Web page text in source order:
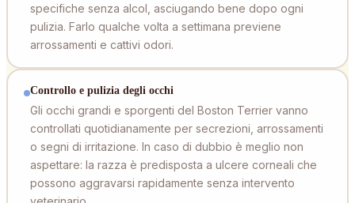
specifiche senza alcol, asciugando bene dopo ogni
pulizia. Farlo qualche volta a settimana previene
arrossamenti e cattivi odori.
Controllo e pulizia degli occhi
Gli occhi grandi e sporgenti del Boston Terrier vanno
controllati quotidianamente per secrezioni, arrossamenti
o segni di irritazione. In caso di dubbio è meglio non
aspettare: la razza è predisposta a ulcere corneali che
possono aggravarsi rapidamente senza intervento